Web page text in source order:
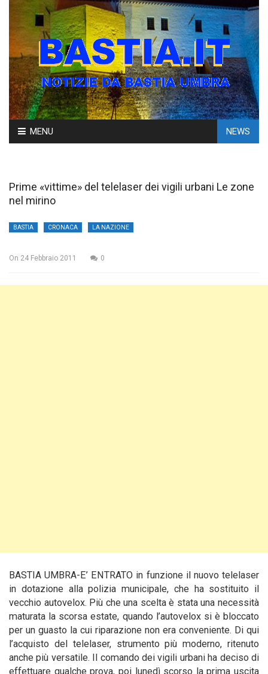
Skip
to
MENU NEWS
Prime «vittime» del telelaser dei vigili urbani Le zone
nel mirino
BASTIA CRONACA LA NAZIONE
On 24 Febbraio 2011 0
BASTIA UMBRA-E’ ENTRATO in funzione il nuovo telelaser
in dotazione alla polizia municipale, che ha sostituito il
vecchio autovelox. Più che una scelta è stata una necessità
maturata la scorsa estate, quando l’autovelox si è bloccato
per un guasto la cui riparazione non era conveniente. Di qui
l’acquisto del telelaser, strumento più moderno, ritenuto
anche più versatile. Il comando dei vigili urbani ha deciso di
effettuare qualche prova, poi lunedì scorso la prima uscita